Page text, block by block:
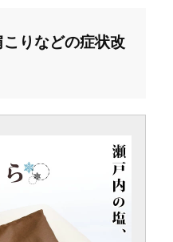
りなどの症状改